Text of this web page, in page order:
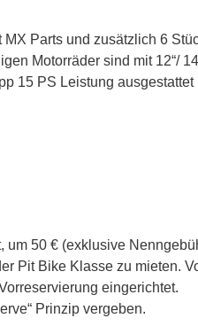
Parts und zusätzlich 6
Motorräder sind mit 12“/
15 PS Leistung ausgestattet
um 50 € (exklusive
Pit Bike Klasse zu mieten.
eingerichtet.
Prinzip vergeben.